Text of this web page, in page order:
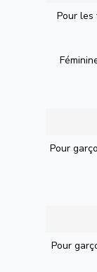
Pour
Pour
Pour